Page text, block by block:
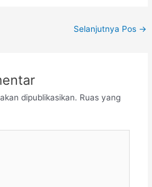
Selanjutnya Pos →
dipublikasikan. Ruas yang